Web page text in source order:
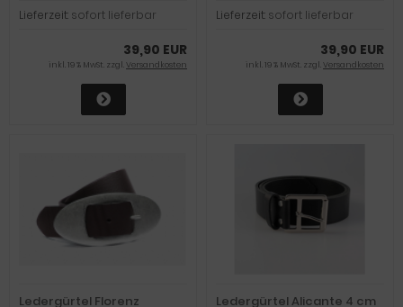
Lieferzeit: sofort lieferbar
39,90 EUR
inkl. 19 % MwSt. zzgl.Versandkosten
Lieferzeit: sofort lieferbar
39,90 EUR
inkl. 19 % MwSt. zzgl.Versandkosten
Ledergürtel Florenz Ledergürtel Alicante 4 cm